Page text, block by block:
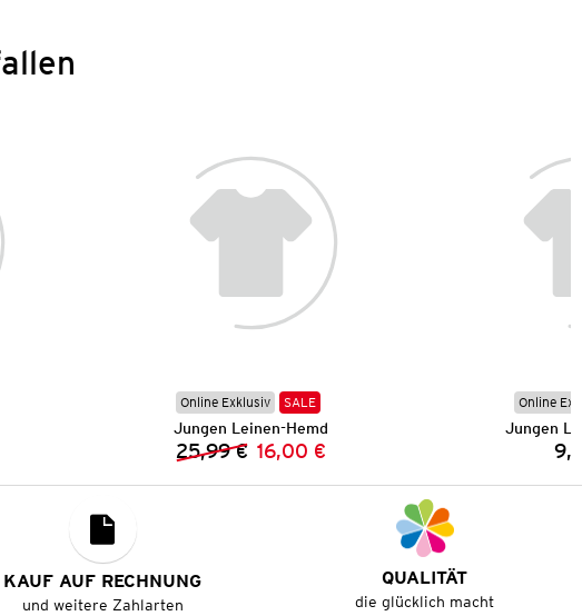
Preis:
Online Exklusiv SALE
Jungen Leinen-Hemd
Vorheriger Preis:
25,99 € Neuer Preis:
16,00 €
Online
Jungen
KAUF AUF RECHNUNG
und weitere Zahlarten
QUALITÄT
die glücklich macht